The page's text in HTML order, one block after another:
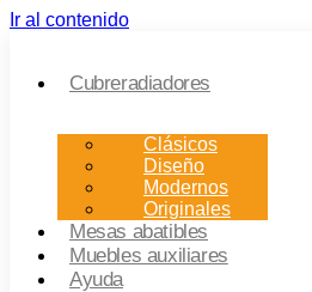
Ir al contenido
Cubreradiadores
Clásicos
Diseño
Modernos
Originales
Mesas abatibles
Muebles auxiliares
Ayuda